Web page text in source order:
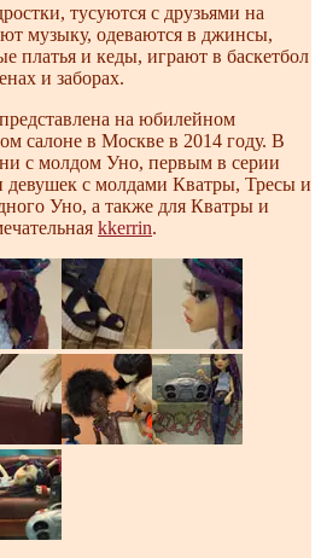
тусуются с друзьями на
музыку, одеваются в джинсы,
платья и кеды, играют в баскетбол
и заборах.
на юбилейном
салоне в Москве в 2014 году. В
с молдом Уно, первым в серии
с молдами Кватры, Тресы и
Уно, а также для Кватры и
kkerrin.